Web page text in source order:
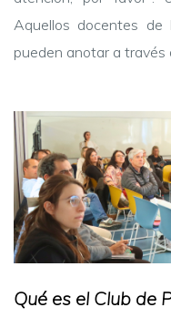
Aquellos docentes
pueden anotar a través
Qué es el Club de